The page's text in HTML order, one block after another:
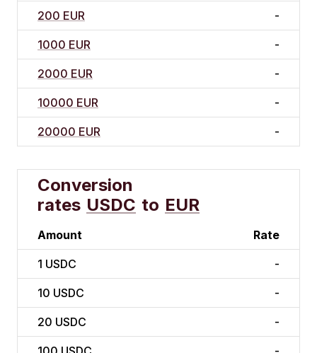
200 EUR -
1000 EUR -
2000 EUR -
10000 EUR -
20000 EUR -
Conversion
rates USDC to EUR
Amount Rate
1 USDC -
10 USDC -
20 USDC -